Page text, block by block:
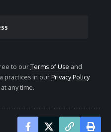
to ourTerms of Use and
practices in ourPrivacy Policy.
any time.